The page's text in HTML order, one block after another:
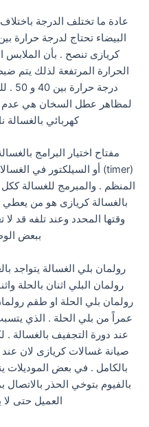
عادة ما تختلف الدرجة
كريازى تنصح . بأن الملابس
الحرارة المرتفعة لذلك يتم
لمظاهر عطل السخان هي عدم
كهربائي
مفتاح اختيار البرامج
المنظم . والمبرمج للغسالة
بالغسالة كريازى هو من يعطي
وقتها المحدد وعند تلفه قد
ببعض
رولمان بلي الغسالة يتواجد
رولمان البلي اثنان بالحلة
رولمان بلي الحلة او طقم
عمراً من بلي الحلة . الذي
عند دورة التجفيف بالغسالة
صيانة غسالات كريازى لان
بالكامل . في بعض الموديلات
بالفيوم بتوخي الحذر
العميل حتى